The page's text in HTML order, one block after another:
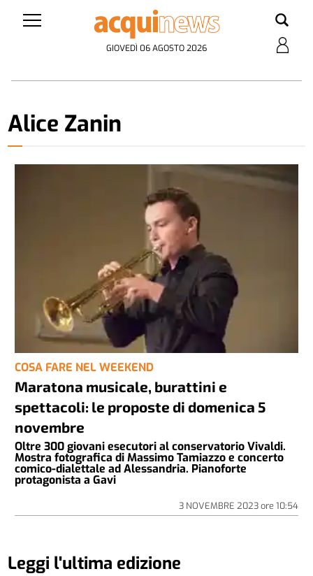
GIOVEDÌ 06 AGOSTO 2026
Alice Zanin
COSA FARE NEL WEEKEND
Maratona musicale, burattini e
spettacoli: le proposte di domenica 5
novembre
Oltre 300 giovani esecutori al conservatorio Vivaldi.
Mostra fotografica di Massimo Tamiazzo e concerto
comico-dialettale ad Alessandria. Pianoforte
protagonista a Gavi
3 NOVEMBRE 2023ore 10:54
Leggi l'ultima edizione